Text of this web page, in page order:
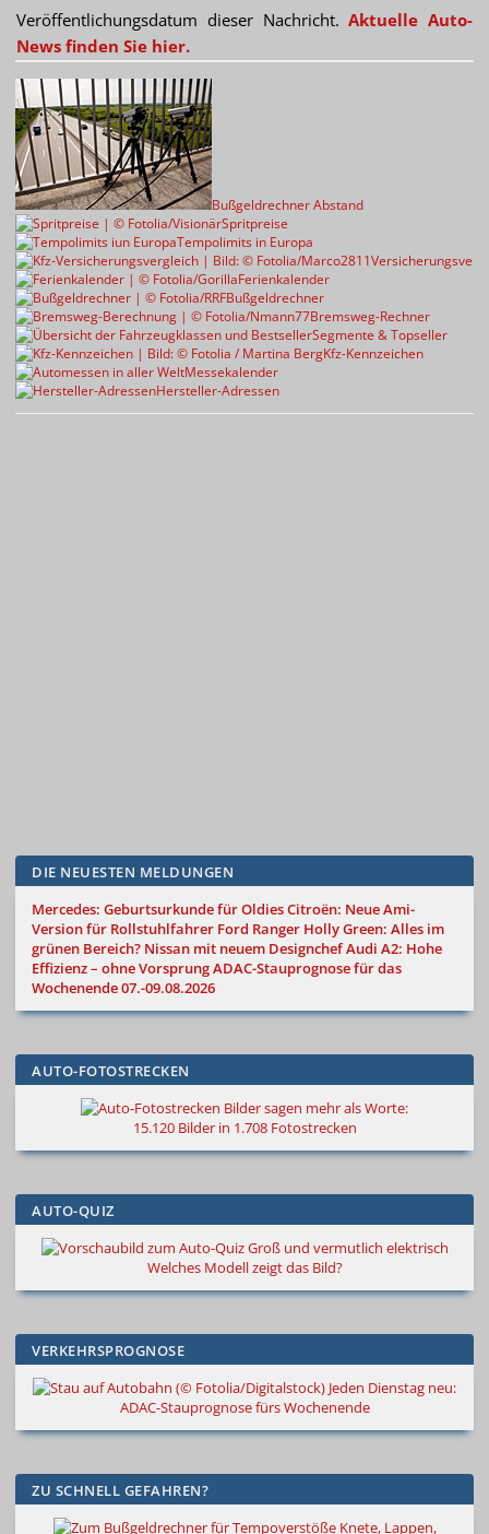
Veröffentlichungsdatum dieser Nachricht.Aktuelle Auto-
News finden Sie hier.
Bußgeldrechner Abstand
Spritpreise
Tempolimits in Europa
Ferienkalender
Bußgeldrechner
Bremsweg-Rechner
Segmente & Topseller
Kfz-Kennzeichen
Messekalender
Hersteller-Adressen
DIE NEUESTEN MELDUNGEN
Mercedes: Geburtsurkunde für OldiesCitroën: Neue Ami-
Version für Rollstuhlfahrer Ford Ranger Holly Green: Alles im
grünen Bereich? Nissan mit neuem DesignchefAudi A2: Hohe
Effizienz – ohne VorsprungADAC-Stauprognose für das
Wochenende 07.-09.08.2026
AUTO-FOTOSTRECKEN
Bilder sagen mehr als Worte:
15.120 Bilder in 1.708 Fotostrecken
AUTO-QUIZ
Groß und vermutlich elektrisch
Welches Modell zeigt das Bild?
VERKEHRSPROGNOSE
Jeden Dienstag neu:
ADAC-Stauprognose fürs Wochenende
ZU SCHNELL GEFAHREN?
Knete, Lappen,